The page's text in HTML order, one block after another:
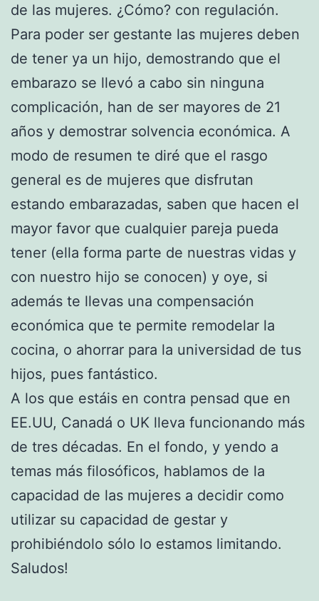
de las mujeres. ¿Cómo? con regulación.
Para poder ser gestante las mujeres deben
de tener ya un hijo, demostrando que el
embarazo se llevó a cabo sin ninguna
complicación, han de ser mayores de 21
años y demostrar solvencia económica. A
modo de resumen te diré que el rasgo
general es de mujeres que disfrutan
estando embarazadas, saben que hacen el
mayor favor que cualquier pareja pueda
tener (ella forma parte de nuestras vidas y
con nuestro hijo se conocen) y oye, si
además te llevas una compensación
económica que te permite remodelar la
cocina, o ahorrar para la universidad de tus
hijos, pues fantástico.
A los que estáis en contra pensad que en
EE.UU, Canadá o UK lleva funcionando más
de tres décadas. En el fondo, y yendo a
temas más filosóficos, hablamos de la
capacidad de las mujeres a decidir como
utilizar su capacidad de gestar y
prohibiéndolo sólo lo estamos limitando.
Saludos!